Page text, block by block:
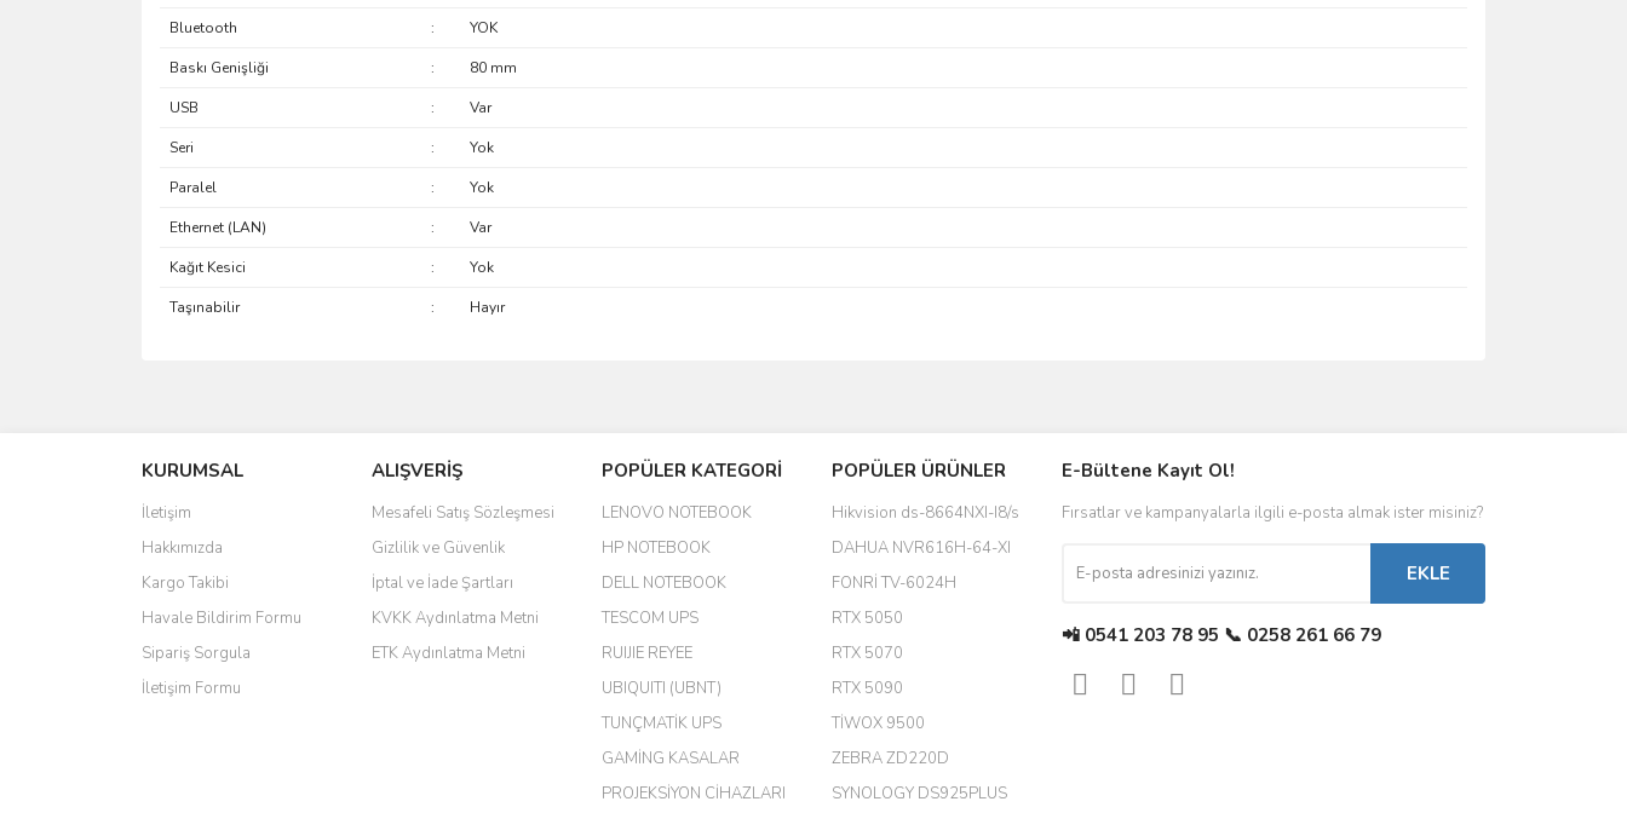
Bluetooth : YOK
Baskı Genişliği : 80 mm
USB : Var
Seri : Yok
Paralel : Yok
Ethernet (LAN) : Var
Kağıt Kesici : Yok
Taşınabilir : Hayır
kamera ile 24 izlenmektedir diye küçük bir tabela olsa daha hoş olurdu
Barış Başaran | 04/07/2026
hızlı güvenli bir alışveriş oldu
Yalçın Kaya | 20/06/2026
KURUMSAL
İletişim
Hakkımızda
Kargo Takibi
Havale Bildirim Formu
Sipariş Sorgula
İletişim Formu
ALIŞVERİŞ
Mesafeli Satış Sözleşmesi
Gizlilik ve Güvenlik
İptal ve İade Şartları
KVKK Aydınlatma Metni
ETK Aydınlatma Metni
POPÜLER KATEGORİ
LENOVO NOTEBOOK
HP NOTEBOOK
DELL NOTEBOOK
TESCOM UPS
RUIJIE REYEE
UBIQUITI (UBNT)
TUNÇMATİK UPS
GAMİNG KASALAR
PROJEKSİYON CİHAZLARI
POPÜLER ÜRÜNLER
Hikvision ds-8664NXI-I8/s
DAHUA NVR616H-64-XI
FONRİ TV-6024H
RTX 5050
RTX 5070
RTX 5090
TİWOX 9500
ZEBRA ZD220D
SYNOLOGY DS925PLUS
E-Bültene Kayıt Ol!
Fırsatlar ve kampanyalarla ilgili e-posta almak ister misiniz?
EKLE
📲 0541 203 78 95 📞 0258 261 66 79